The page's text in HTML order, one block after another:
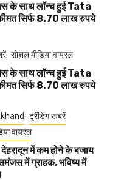
के साथ लॉन्च हुई Tata
सिर्फ 8.70 लाख रुपये
सोशल मीडिया वायरल
के साथ लॉन्च हुई Tata
सिर्फ 8.70 लाख रुपये
ट्रेंडिंग खबरें
वायरल
देहरादून में कम होने के बजाय
में ग्राहक, भविष्य में